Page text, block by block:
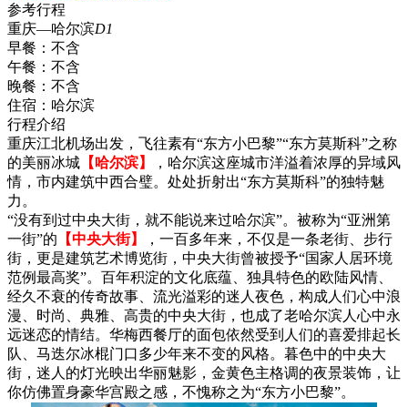
参考行程
重庆—哈尔滨D1
早餐： 不含
午餐： 不含
晚餐： 不含
住宿： 哈尔滨
行程介绍
重庆江北机场出发，飞往素有“东方小巴黎”“东方莫斯科”之称
的美丽冰城 【哈尔滨】
，哈尔滨这座城市洋溢着浓厚的异域风
情，市内建筑中西合璧。处处折射出“东方莫斯科”的独特魅
力。
“没有到过中央大街，就不能说来过哈尔滨”。被称为“亚洲第
一街”的 【中央大街】
，一百多年来，不仅是一条老街、步行
街，更是建筑艺术博览街，中央大街曾被授予“国家人居环境
范例最高奖”。百年积淀的文化底蕴、独具特色的欧陆风情、
经久不衰的传奇故事、流光溢彩的迷人夜色，构成人们心中浪
漫、时尚、典雅、高贵的中央大街，也成了老哈尔滨人心中永
远迷恋的情结。华梅西餐厅的面包依然受到人们的喜爱排起长
队、马迭尔冰棍门口多少年来不变的风格。暮色中的中央大
街，迷人的灯光映出华丽魅影，金黄色主格调的夜景装饰，让
你仿佛置身豪华宫殿之感，不愧称之为“东方小巴黎”。